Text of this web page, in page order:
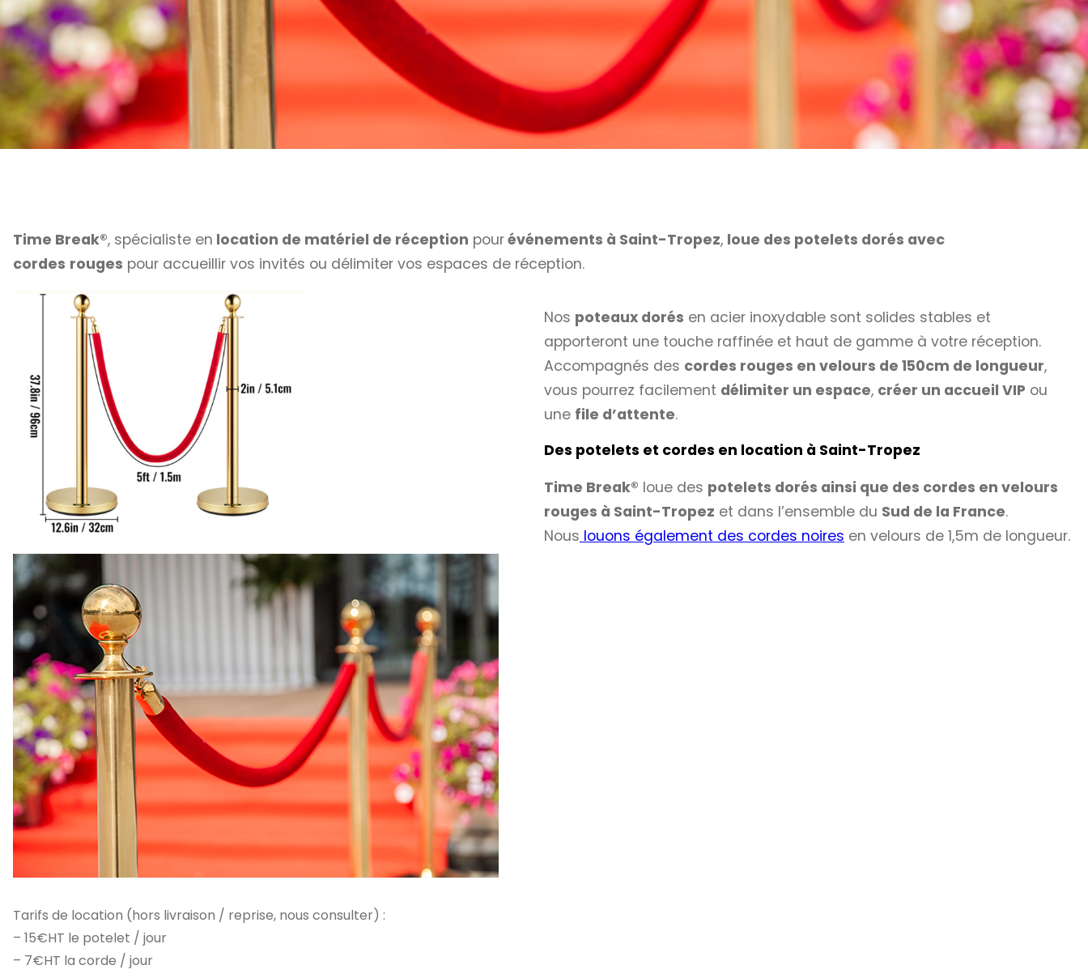
Time Break®, spécialiste en location de matériel de réception pourévénements à Saint-Tropez, loue des potelets dorés avec
cordes rouges pour accueillir vos invités ou délimiter vos espaces de réception.
Nos poteaux dorés en acier inoxydable sont solides stables et
apporteront une touche raffinée et haut de gamme à votre réception.
Accompagnés des cordes rouges en velours de 150cm de longueur,
vous pourrez facilement délimiter un espace, créer un accueil VIP ou
une file d’attente.
Des potelets et cordes en location à Saint-Tropez
Time Break® loue des potelets dorés ainsi que des cordes en velours
rouges à Saint-Tropez et dans l’ensemble du Sud de la France.
Nous louons également des cordes noires en velours de 1,5m de longueur.
Tarifs de location (hors livraison / reprise, nous consulter) :
– 15€HT le potelet / jour
– 7€HT la corde / jour